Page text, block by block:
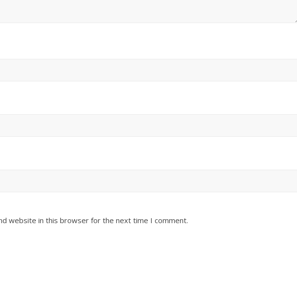
website in this browser for the next time I comment.